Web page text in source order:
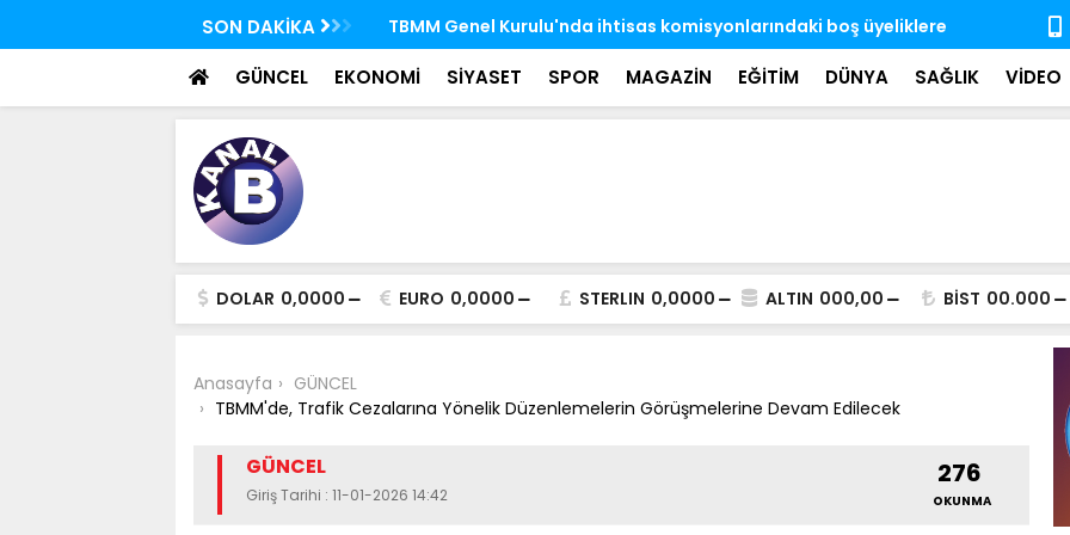
SON DAKİKA
FETÖ'nün suikast timindeki Burkay
TBMM Genel Kurulu'nda ihtisas komisyonlarındaki boş üyeliklere
seçim yapıldı
MSB:
almaya
GÜNCEL EKONOMİ SİYASET SPOR MAGAZİN EĞİTİM DÜNYA SAĞLIK VİDEO
DOLAR 0,0000 EURO 0,0000 STERLIN 0,0000 ALTIN 000,00 BİST 00.000
Anasayfa
GÜNCEL
TBMM'de, Trafik Cezalarına Yönelik Düzenlemelerin Görüşmelerine Devam Edilecek
GÜNCEL
Giriş Tarihi : 11-01-2026 14:42
276
OKUNMA